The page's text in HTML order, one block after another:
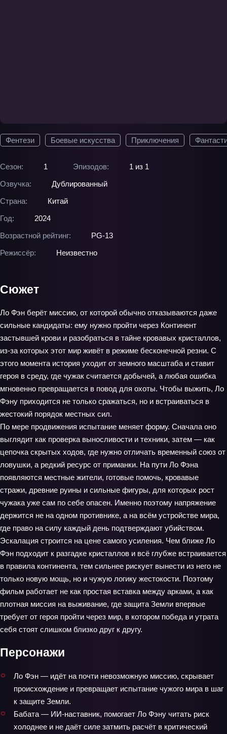
Фентези Боевые искусства Приключения
Сезон: 1 Эпизодов:
1 из 1
Озвучка:
Дублированный
Страна:
Китай
Год:
2024
Возрастной рейтинг:
PG-13
Режиссёр:
Неизвестно
Сюжет
Ло Фэн берёт миссию, от которой обычно отказываются даже
сильные кандидаты: ему нужно пройти через Континент
застывшей крови и разобраться в тайне кровавых кристаллов,
из-за которых этот мир живёт в режиме бесконечной резни. С
этого момента история уходит от земного масштаба и ставит
героя в среду, где чужак считается добычей, а любая ошибка
мгновенно превращается в повод для охоты. Чтобы выжить, Ло
Фэну приходится не только сражаться, но и встраиваться в
жестокий порядок местных сил.
По мере продвижения испытание меняет форму. Сначала оно
выглядит как проверка выносливости и техники, затем — как
цепочка скрытых ходов, где нужно отличать временный союз от
ловушки, а редкий ресурс от приманки. На пути Ло Фэна
появляются местные жители, готовые помочь, кровавые
стражи, древние руины и сильные фигуры, для которых рост
чужака уже сам по себе опасен. Именно поэтому напряжение
держится не на одном противнике, а на всём устройстве мира,
где право на силу каждый день подтверждают убийством.
Эскалация строится на цене самого усиления. Чем ближе Ло
Фэн подходит к разгадке кристаллов и всё глубже встраивается
в правила континента, тем сильнее рискует вынести из него не
только новую мощь, но и чужую логику жестокости. Поэтому
фильм работает не как простая вставка между арками, а как
плотная миссия на выживание, где защита Земли впервые
требует от героя пройти через мир, в котором победа и утрата
себя стоят слишком близко друг к другу.
Персонажи
Ло Фэн — идёт на почти невозможную миссию, скрывает
происхождение и превращает испытание чужого мира в шаг
к защите Земли.
Бабата — ИИ-наставник, помогает Ло Фэну читать риск
холоднее и не даёт силе затмить расчёт в критический